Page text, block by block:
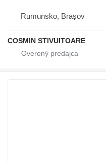
Rumunsko, Braşov
COSMIN STIVUITOARE